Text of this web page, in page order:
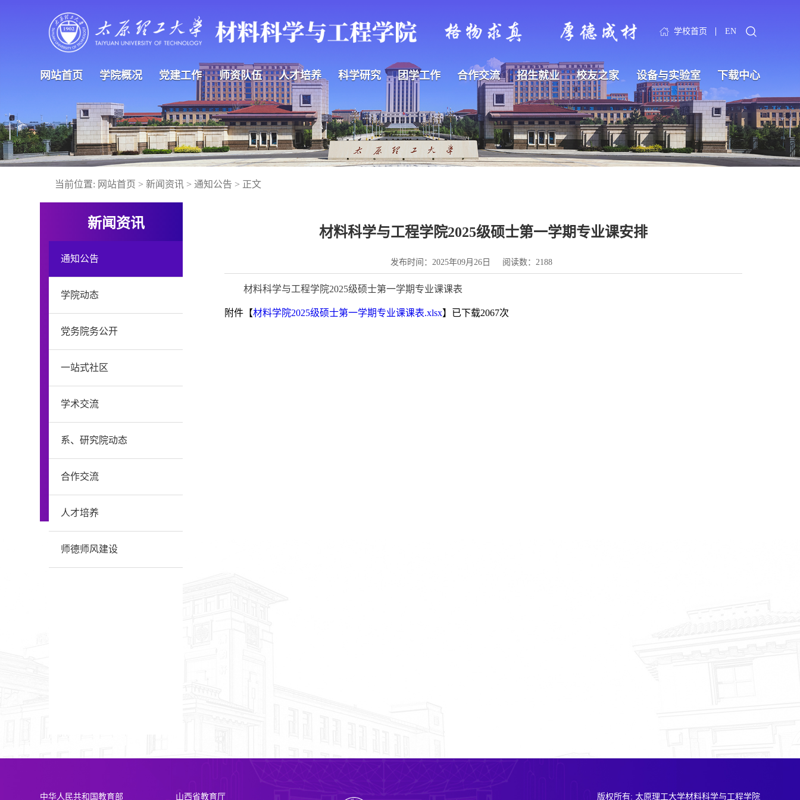
学校首页 EN
网站首页 学院概况 党建工作 师资队伍 人才培养 科学研究 团学工作 合作交流 招生就业 校友之家 设备与实验室 下载中心
当前位置: 网站首页 >新闻资讯 >通知公告 > 正文
新闻资讯
通知公告
学院动态
党务院务公开
一站式社区
学术交流
系、研究院动态
合作交流
人才培养
师德师风建设
材料科学与工程学院2025级硕士第一学期专业课安排
发布时间：2025年09月26日 阅读数： 2188
材料科学与工程学院2025级硕士第一学期专业课课表
附件【材料学院2025级硕士第一学期专业课课表.xlsx】已下载2067次
中华人民共和国教育部 山西省教育厅 版权所有: 太原理工大学材料科学与工程学院